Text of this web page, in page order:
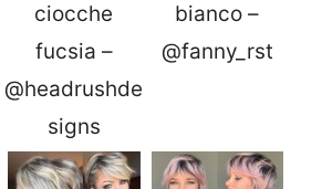
ciocche
fucsia –
@headrushde
signs
bianco –
@fanny_rst